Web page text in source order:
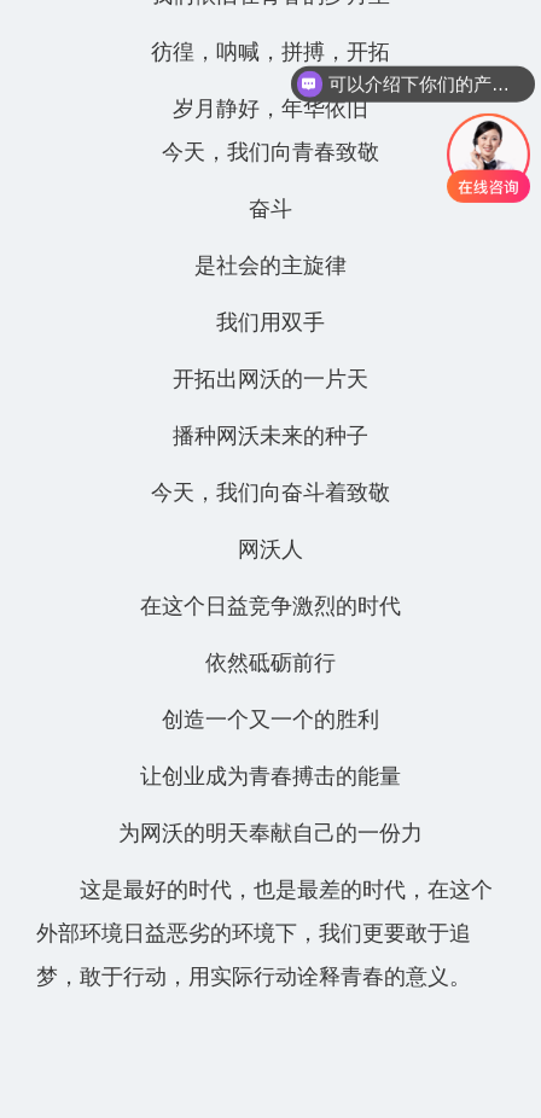
彷徨，呐喊，拼搏，开拓
岁月静好，年华依旧
今天，我们向青春致敬
奋斗
是社会的主旋律
我们用双手
开拓出网沃的一片天
播种网沃未来的种子
今天，我们向奋斗着致敬
网沃人
在这个日益竞争激烈的时代
依然砥砺前行
创造一个又一个的胜利
让创业成为青春搏击的能量
为网沃的明天奉献自己的一份力
这是最好的时代，也是最差的时代，在这个
外部环境日益恶劣的环境下，我们更要敢于追
梦，敢于行动，用实际行动诠释青春的意义。
可以介绍下你们的产品么？